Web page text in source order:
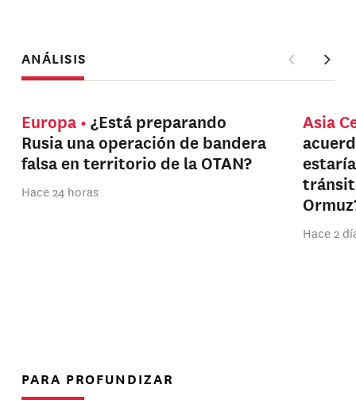
ANÁLISIS
Europa
¿Está preparando
Rusia una operación de bandera
falsa en territorio de la OTAN?
Hace 24 horas
Asia
Hace 2
PARA PROFUNDIZAR